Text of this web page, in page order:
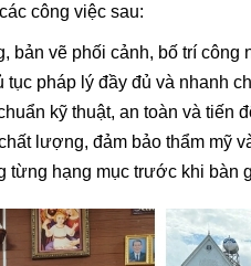
công việc sau:
bản vẽ phối cảnh, bố trí công
tục pháp lý đầy đủ và nhanh
kỹ thuật, an toàn và tiến
lượng, đảm bảo thẩm mỹ
từng hạng mục trước khi bàn